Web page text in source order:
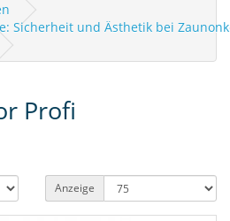
Sicherheit und Ästhetik bei
Profi
Anzeige